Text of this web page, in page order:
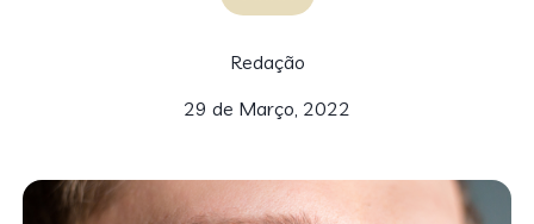
Redação
29 de Março, 2022